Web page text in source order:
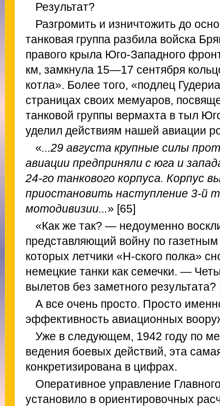
Результат?
Разгромить и изничтожить до
танковая группа разбила войска
правого крыла Юго-Западного
км, замкнула 15—17 сентября
котла». Более того, «подлец
страницах своих мемуаров,
танковой группы вермахта в тыл
уделил действиям нашей авиации
«...29 августа крупные силы
авиации предприняли с юга и
24-го танкового корпуса. Корпус
приостановить наступление 3-й
мотодивизии...» [65]
«Как же так? — недоуменно
представляющий войну по
которых летчики «Н-ского полка»
немецкие танки как семечки. —
вылетов без заметного
А все очень просто. Просто
эффективность авиационных
Уже в следующем, 1942 году по
ведения боевых действий, эта
конкретизирована в цифрах.
Оперативное управление
установило в ориентировочных